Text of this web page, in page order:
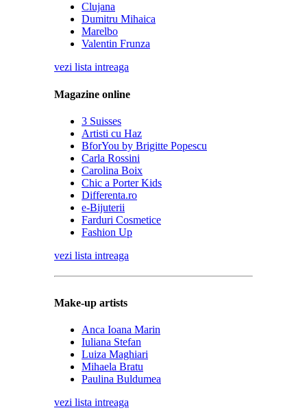
Clujana
Dumitru Mihaica
Marelbo
Valentin Frunza
vezi lista intreaga
Magazine online
3 Suisses
Artisti cu Haz
BforYou by Brigitte Popescu
Carla Rossini
Carolina Boix
Chic a Porter Kids
Differenta.ro
e-Bijuterii
Farduri Cosmetice
Fashion Up
vezi lista intreaga
Make-up artists
Anca Ioana Marin
Iuliana Stefan
Luiza Maghiari
Mihaela Bratu
Paulina Buldumea
vezi lista intreaga